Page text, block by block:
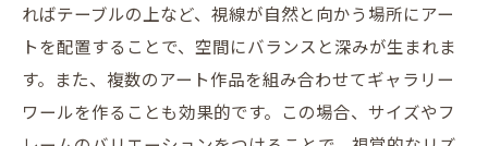
ればテーブルの上など、視線が自然と向かう場所にアー
トを配置することで、空間にバランスと深みが生まれま
す。また、複数のアート作品を組み合わせてギャラリー
ワールを作ることも効果的です。この場合、サイズやフ